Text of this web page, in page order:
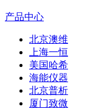
产品中心
北京澳维
上海一恒
美国哈希
海能仪器
北京普析
厦门致微